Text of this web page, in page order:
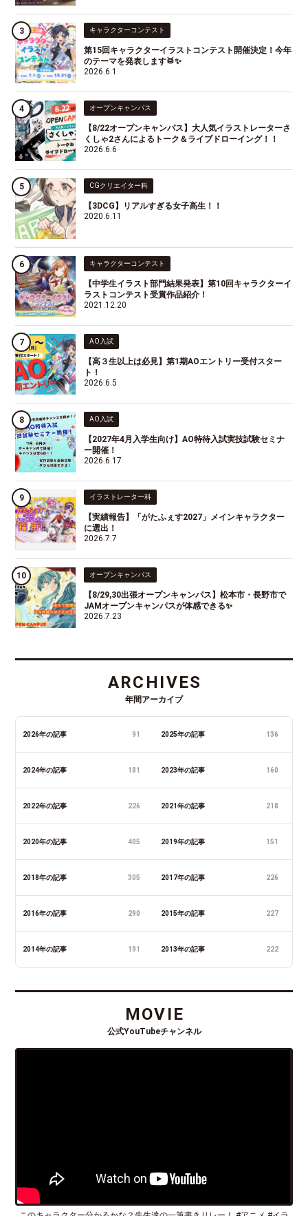
キャラクターコンテスト
第15回キャラクターイラストコンテスト開催決定！今年
のテーマを発表します🥁✨
2026.6.1
オープンキャンパス
【8/22オープンキャンパス】大人気イラストレーターさ
くしゃ2さんによるトーク＆ライブドローイング！！
2026.6.6
CGクリエイター科
【3DCG】リアルすぎる女子高生！！
2020.6.11
キャラクターコンテスト
【中学生イラスト部門結果発表】第10回キャラクターイ
ラストコンテスト受賞作品紹介！
2021.12.20
AO入試
【高３生以上は必見】第1期AOエントリー受付スター
ト！
2026.6.5
AO入試
【2027年4月入学生向け】AO特待入試実技試験セミナ
ー開催！
2026.6.17
イラストレーター科
【実績報告】「がたふぇす2027」メインキャラクター
に選出！
2026.7.7
オープンキャンパス
【8/29,30出張オープンキャンパス】松本市・長野市で
JAMオープンキャンパスが体感できる✨
2026.7.23
ARCHIVES
年間アーカイブ
2026年の記事 91 2025年の記事 136
2024年の記事 181 2023年の記事 160
2022年の記事 226 2021年の記事 218
2020年の記事 405 2019年の記事 151
2018年の記事 305 2017年の記事 226
2016年の記事 290 2015年の記事 227
2014年の記事 191 2013年の記事 222
MOVIE
公式YouTubeチャンネル